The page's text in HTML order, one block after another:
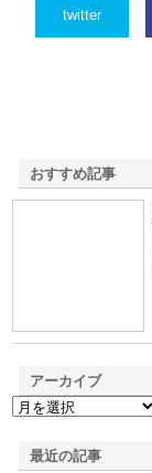
twitter
おすすめ記事
アーカイブ
最近の記事